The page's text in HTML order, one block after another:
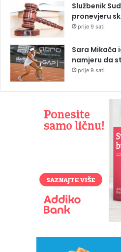
Službenik
pronevjeru
prije 9 sati
Sara Mikača
namjeru da
prije 9 sati